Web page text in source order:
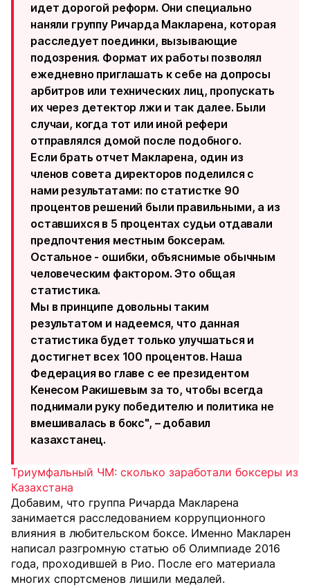
идет дорогой реформ. Они специально
наняли группу Ричарда Макларена, которая
расследует поединки, вызывающие
подозрения. Формат их работы позволял
ежедневно приглашать к себе на допросы
арбитров или технических лиц, пропускать
их через детектор лжи и так далее. Были
случаи, когда тот или иной рефери
отправлялся домой после подобного.
Если брать отчет Макларена, один из
членов совета директоров поделился с
нами результатами: по статистке 90
процентов решений были правильными, а из
оставшихся в 5 процентах судьи отдавали
предпочтения местным боксерам.
Остальное - ошибки, объяснимые обычным
человеческим фактором. Это общая
статистика.
Мы в принципе довольны таким
результатом и надеемся, что данная
статистика будет только улучшаться и
достигнет всех 100 процентов. Наша
Федерация во главе с ее президентом
Кенесом Ракишевым за то, чтобы всегда
поднимали руку победителю и политика не
вмешивалась в бокс", – добавил
казахстанец.
Триумфальный ЧМ: сколько заработали боксеры из
Казахстана
Добавим, что группа Ричарда Макларена
занимается расследованием коррупционного
влияния в любительском боксе. Именно Макларен
написал разгромную статью об Олимпиаде 2016
года, проходившей в Рио. После его материала
многих спортсменов лишили медалей.